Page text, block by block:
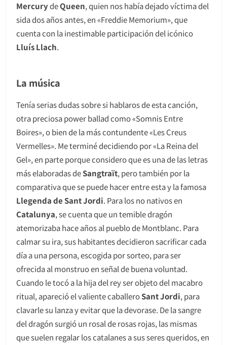
MercurydeQueen, quien nos había dejado víctima del
sida dos años antes, en «Freddie Memorium», que
cuenta con la inestimable participación del icónico
Lluís Llach.
La música
Tenía serias dudas sobre si hablaros de esta canción,
otra preciosa power ballad como «Somnis Entre
Boires», o bien de la más contundente «Les Creus
Vermelles». Me terminé decidiendo por «La Reina del
Gel», en parte porque considero que es una de las letras
más elaboradas deSangtraït, pero también por la
comparativa que se puede hacer entre esta y la famosa
Llegenda de Sant Jordi. Para los no nativos en
Catalunya, se cuenta que un temible dragón
atemorizaba hace años al pueblo de Montblanc. Para
calmar su ira, sus habitantes decidieron sacrificar cada
día a una persona, escogida por sorteo, para ser
ofrecida al monstruo en señal de buena voluntad.
Cuando le tocó a la hija del rey ser objeto del macabro
ritual, apareció el valiente caballeroSant Jordi, para
clavarle su lanza y evitar que la devorase. De la sangre
del dragón surgió un rosal de rosas rojas, las mismas
que suelen regalar los catalanes a sus seres queridos, en